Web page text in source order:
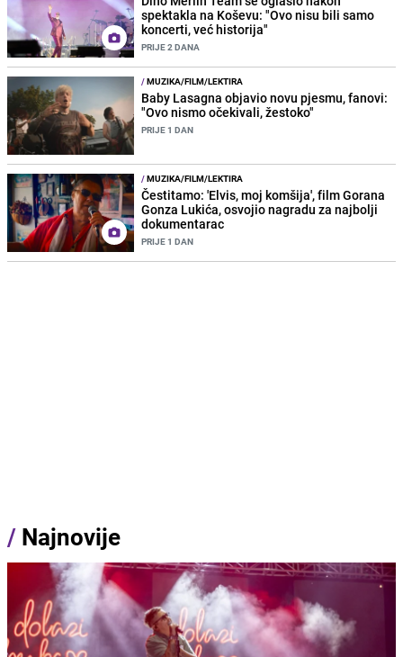
spektakla na Koševu: "Ovo nisu bili samo
koncerti, već historija"
PRIJE 2 DANA
/MUZIKA/FILM/LEKTIRA
Baby Lasagna objavio novu pjesmu, fanovi:
"Ovo nismo očekivali, žestoko"
PRIJE 1 DAN
/MUZIKA/FILM/LEKTIRA
Čestitamo: 'Elvis, moj komšija', film Gorana
Gonza Lukića, osvojio nagradu za najbolji
dokumentarac
PRIJE 1 DAN
/ Najnovije